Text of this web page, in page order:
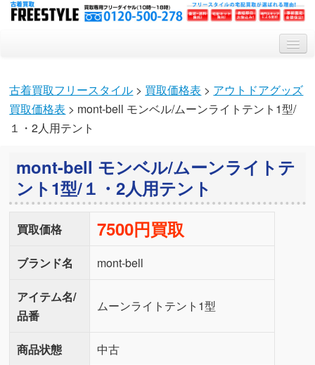
買取システム
買取対象アイテム
Q&A
特集記事
古着買取フリースタイル > 買取価格表 > アウトドアグッズ
買取価格表 > mont-bell モンベル/ムーンライトテント1型/
１・2人用テント
mont-bell モンベル/ムーンライトテ
ント1型/１・2人用テント
買取価格 7500円買取
ブランド名 mont-bell
アイテム名/
品番
ムーンライトテント1型
商品状態 中古